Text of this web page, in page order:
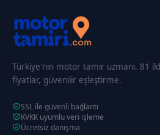
Türkiye'nin motor tamir uzmanı. 81
fiyatlar, güvenilir eşleştirme.
SSL ile güvenli bağlantı
KVKK uyumlu veri işleme
Ücretsiz danışma